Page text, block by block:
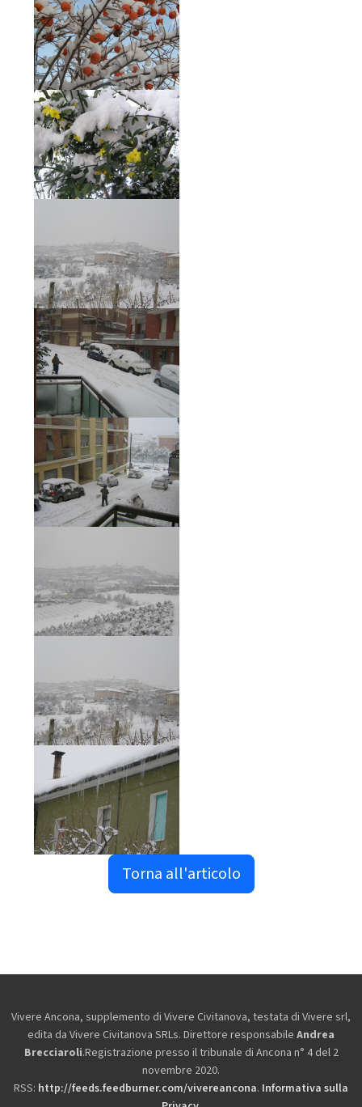
Torna all'articolo
Vivere Ancona, supplemento di Vivere Civitanova, testata di Vivere srl,
edita da Vivere Civitanova SRLs. Direttore responsabile Andrea
Brecciaroli.Registrazione presso il tribunale di Ancona n° 4 del 2
novembre 2020.
RSS: http://feeds.feedburner.com/vivereancona. Informativa sulla